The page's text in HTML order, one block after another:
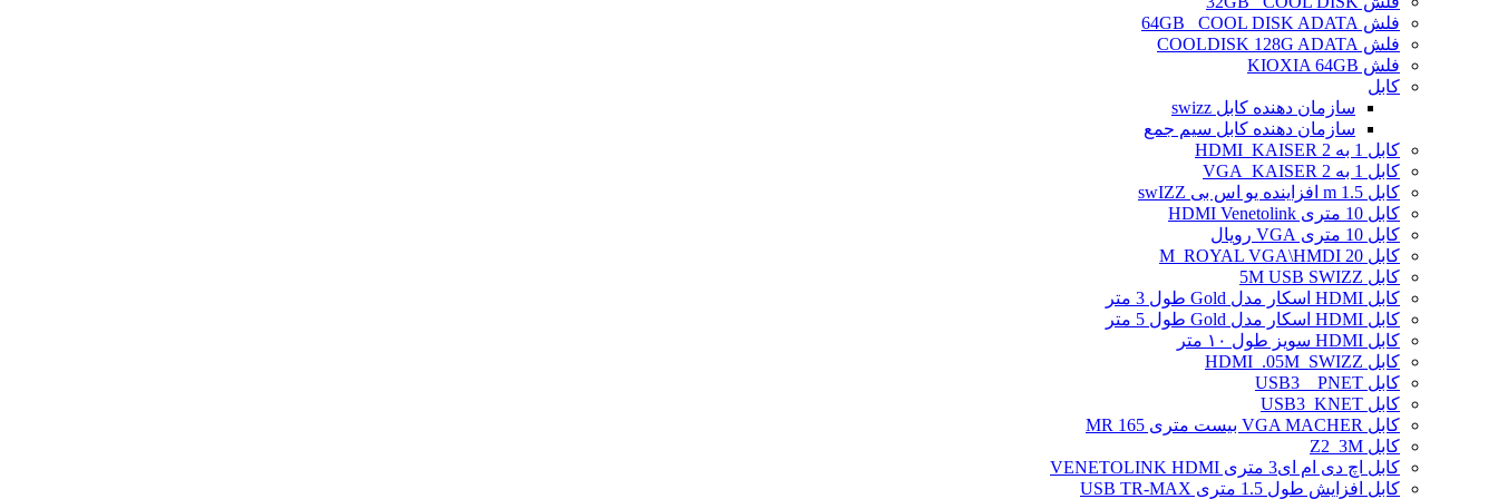
فلش 64GB _COOL DISK ADATA
فلش COOLDISK 128G ADATA
فلش KIOXIA 64GB
کابل
سازمان دهنده کابل swizz
سازمان دهنده کابل سیم جمع
کابل 1 به 2 HDMI_KAISER
کابل 1 به 2 VGA_KAISER
کابل 1.5 m افزاینده یو اس بی swIZZ
کابل 10 متری HDMI Venetolink
کابل 10 متری VGA رویال
کابل 20 M_ROYAL VGA\HMDI
کابل 5M USB SWIZZ
کابل HDMI اسکار مدل Gold طول 3 متر
کابل HDMI اسکار مدل Gold طول 5 متر
کابل HDMI سویز طول ۱۰ متر
کابل HDMI_.05M_SWIZZ
کابل USB3 _ PNET
کابل USB3_KNET
کابل VGA MACHER بیست متری MR 165
کابل Z2_3M
کابل اچ دی ام ای3 متری VENETOLINK HDMI
کابل افزایش طول 1.5 متری USB TR-MAX